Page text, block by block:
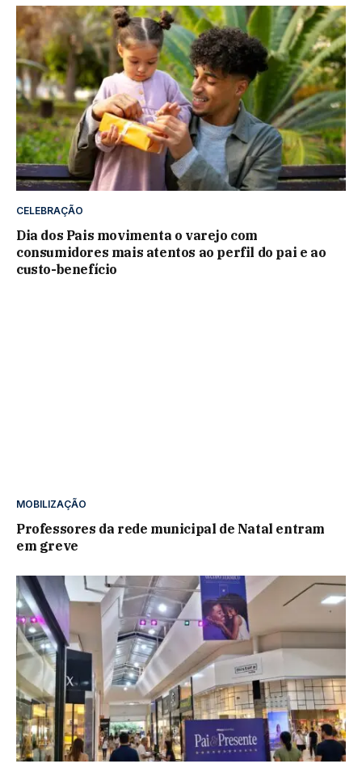
CELEBRAÇÃO
Dia dos Pais movimenta o varejo com
consumidores mais atentos ao perfil do pai e ao
custo-benefício
MOBILIZAÇÃO
Professores da rede municipal de Natal entram
em greve